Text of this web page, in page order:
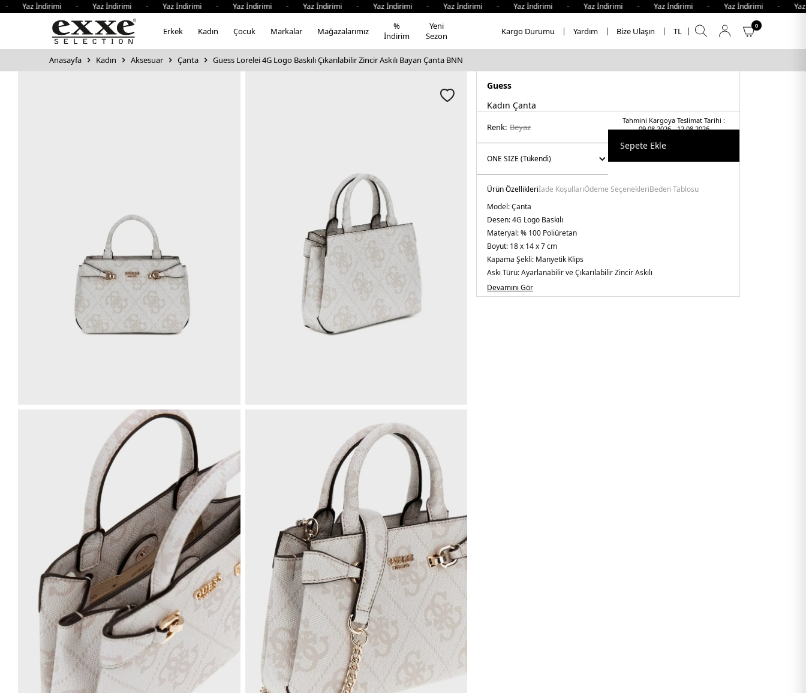
İndirimi - Yaz İndirimi - Yaz İndirimi - Yaz İndirimi - Yaz İndirimi - Yaz İndirimi - Yaz İndirimi - Yaz İndirimi - Yaz İndirimi - Yaz İndirimi - Yaz İndirimi -
Erkek Kadın Çocuk Markalar Mağazalarımız
%
İndirim
Yeni
Sezon
Kargo Durumu Yardım Bize Ulaşın TL
0
Anasayfa Kadın Aksesuar Çanta Guess Lorelei 4G Logo Baskılı Çıkarılabilir Zincir Askılı Bayan Çanta BNN
Guess
Kadın Çanta
Tahmini Kargoya Teslimat Tarihi :
09.08.2026 - 12.08.2026
Renk: beyaz
Sepete Ekle
Ürün Özellikleriİade KoşullarıÖdeme SeçenekleriBeden Tablosu
Model:Çanta
Desen:4G Logo Baskılı
Materyal:% 100 Poliüretan
Boyut: 18 x 14 x 7 cm
Kapama Şekli: Manyetik Klips
Askı Türü:Ayarlanabilir ve Çıkarılabilir Zincir Askılı
Menşei:Kamboçya
Detaylar:İki adet sap , ayarlanabilir ve çıkarılabilir zincir askılı
Devamını Gör